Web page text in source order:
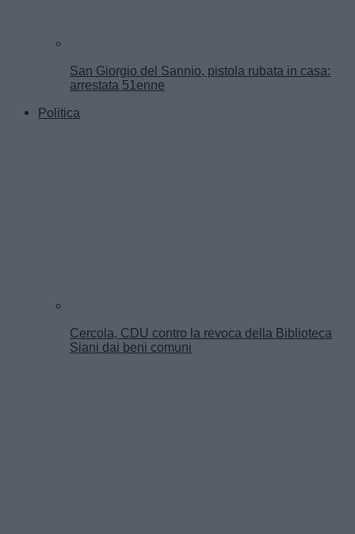
San Giorgio del Sannio, pistola rubata in casa:
arrestata 51enne
Politica
Cercola, CDU contro la revoca della Biblioteca
Siani dai beni comuni